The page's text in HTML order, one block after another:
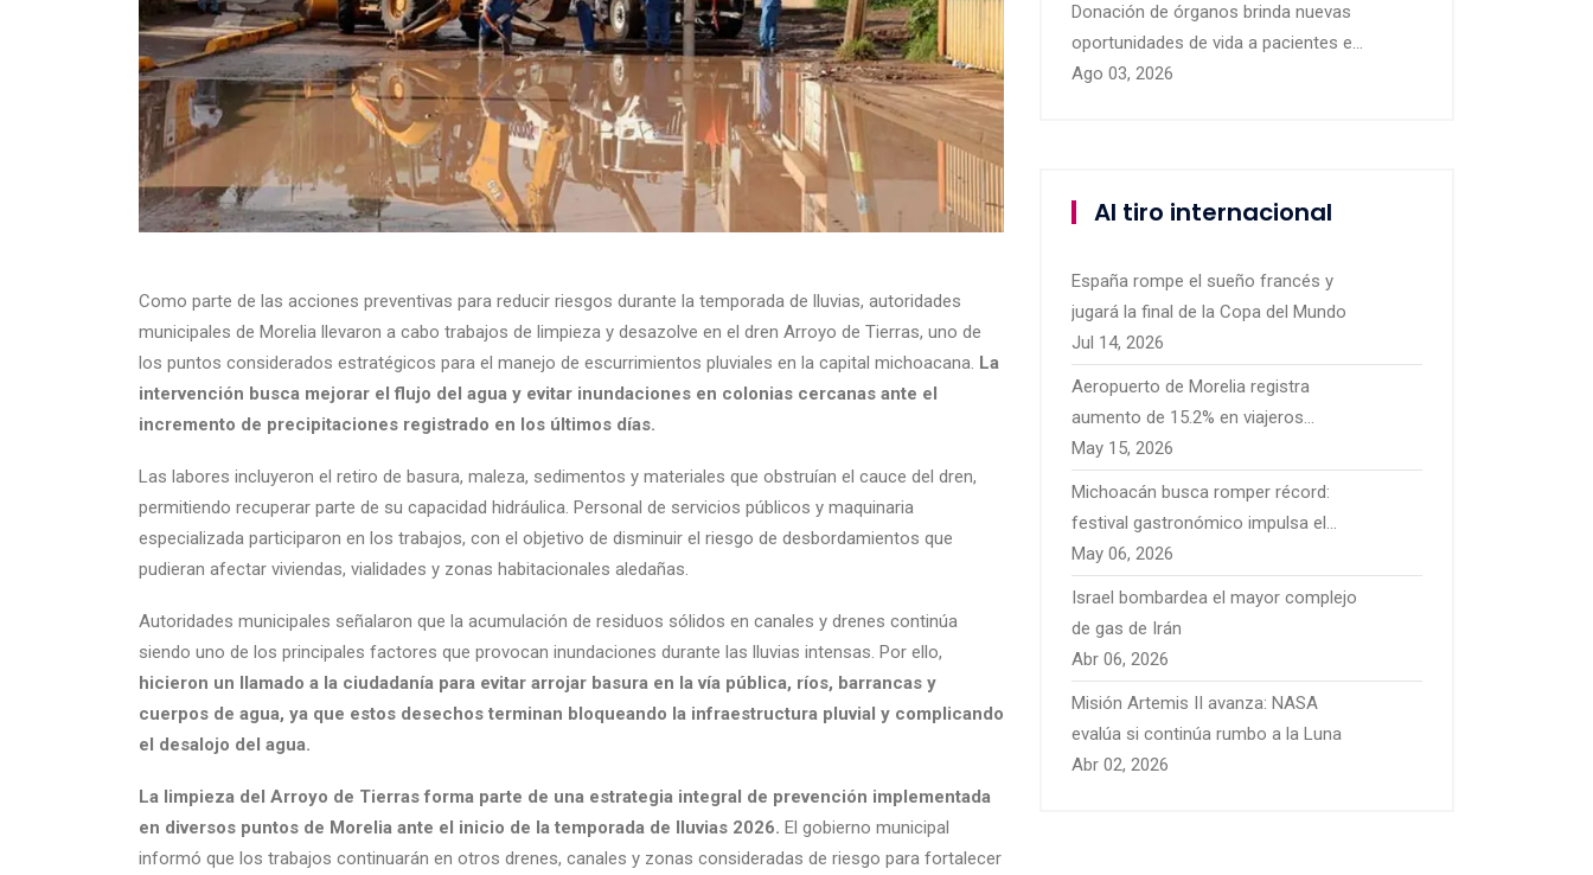
Como parte de las acciones preventivas para reducir riesgos durante la temporada de lluvias, autoridades
municipales de Morelia llevaron a cabo trabajos de limpieza y desazolve en el dren Arroyo de Tierras, uno de
los puntos considerados estratégicos para el manejo de escurrimientos pluviales en la capital michoacana. La
intervención busca mejorar el flujo del agua y evitar inundaciones en colonias cercanas ante el
incremento de precipitaciones registrado en los últimos días.
Las labores incluyeron el retiro de basura, maleza, sedimentos y materiales que obstruían el cauce del dren,
permitiendo recuperar parte de su capacidad hidráulica. Personal de servicios públicos y maquinaria
especializada participaron en los trabajos, con el objetivo de disminuir el riesgo de desbordamientos que
pudieran afectar viviendas, vialidades y zonas habitacionales aledañas.
Autoridades municipales señalaron que la acumulación de residuos sólidos en canales y drenes continúa
siendo uno de los principales factores que provocan inundaciones durante las lluvias intensas. Por ello,
hicieron un llamado a la ciudadanía para evitar arrojar basura en la vía pública, ríos, barrancas y
cuerpos de agua, ya que estos desechos terminan bloqueando la infraestructura pluvial y complicando
el desalojo del agua.
La limpieza del Arroyo de Tierras forma parte de una estrategia integral de prevención implementada
en diversos puntos de Morelia ante el inicio de la temporada de lluvias 2026. El gobierno municipal
informó que los trabajos continuarán en otros drenes, canales y zonas consideradas de riesgo para fortalecer
Donación de órganos brinda nuevas
oportunidades de vida a pacientes en
Michoacán
Ago 03, 2026
Al tiro internacional
España rompe el sueño francés y
jugará la final de la Copa del Mundo
Jul 14, 2026
Aeropuerto de Morelia registra
aumento de 15.2% en viajeros
extranjeros y fortalece conectividad
May 15, 2026
Michoacán busca romper récord:
festival gastronómico impulsa el
turismo
May 06, 2026
Israel bombardea el mayor complejo
de gas de Irán
Abr 06, 2026
Misión Artemis II avanza: NASA
evalúa si continúa rumbo a la Luna
Abr 02, 2026